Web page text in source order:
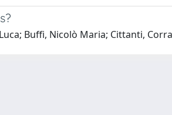
Buffi, Nicolò Maria; Cittanti,